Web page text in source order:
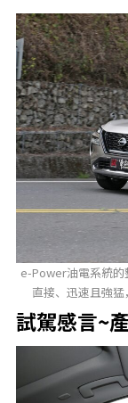
e-Power油電系統的
直接、迅速且強猛
試駕感言~